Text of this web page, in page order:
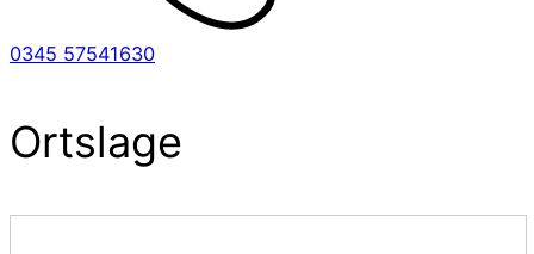
0345 57541630
Ortslage